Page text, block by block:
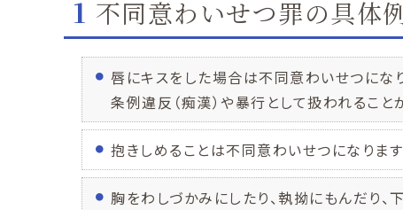
1 不同意わいせつ罪の具体
唇にキスをした場合は不同意わいせつにな
条例違反（痴漢）や暴行として扱われること
抱きしめることは不同意わいせつになります
胸をわしづかみにしたり、執拗にもんだり